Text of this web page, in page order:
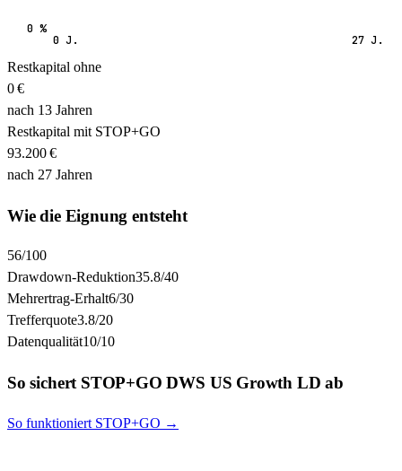
0 %
0 J. 27 J.
Restkapital ohne
0€
nach 13 Jahren
Restkapital mit STOP+GO
93.200€
nach 27 Jahren
Wie die Eignung entsteht
56/100
Drawdown-Reduktion35.8/40
Mehrertrag-Erhalt6/30
Trefferquote3.8/20
Datenqualität10/10
So sichert STOP+GODWS US Growth LD ab
So funktioniert STOP+GO →